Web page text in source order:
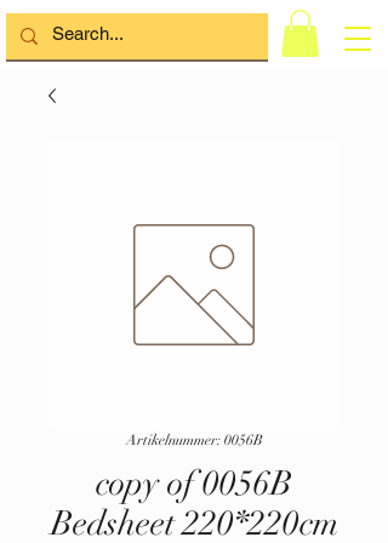
Artikelnummer: 0056B
copy of 0056B
Bedsheet 220*220cm